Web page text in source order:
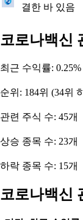
결한 바 있음
코로나백신
최근 수익률: 0.25%
순위: 184위 (34위
관련 주식 수: 45개
상승 종목 수: 23개
하락 종목 수: 15개
코로나백신